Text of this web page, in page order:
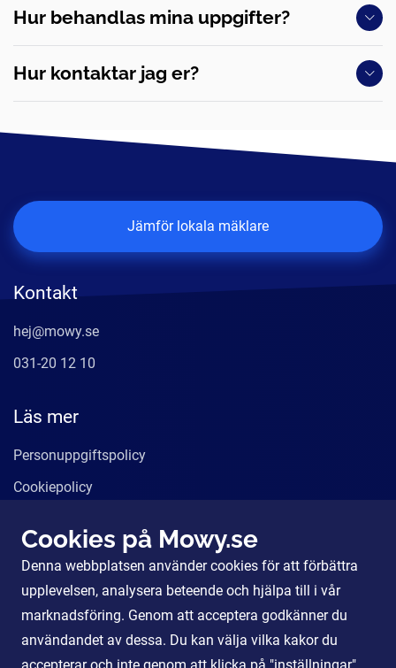
Hur behandlas mina uppgifter?
Hur kontaktar jag er?
Kontakt
hej@mowy.se
031-20 12 10
Läs mer
Personuppgiftspolicy
Cookiepolicy
Våra tjänster
För Partners
Jämför lokala mäklare
Cookies på Mowy.se
Denna webbplatsen använder cookies för att förbättra
upplevelsen, analysera beteende och hjälpa till i vår
marknadsföring. Genom att acceptera godkänner du
användandet av dessa. Du kan välja vilka kakor du